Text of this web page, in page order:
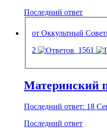
Последний ответ
от Оккультный
2
1561
Материнский
Последний ответ: 18
Последний ответ